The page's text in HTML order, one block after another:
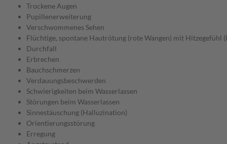
Trockene Augen
Pupillenerweiterung
Verschwommenes Sehen
Flüchtige, spontane Hautrötung (rote Wangen) mit Hitzegefühl
Durchfall
Erbrechen
Bauchschmerzen
Verdauungsbeschwerden
Schwierigkeiten beim Wasserlassen
Störungen beim Wasserlassen
Sinnestäuschung (Halluzination)
Orientierungsstörung
Erregung